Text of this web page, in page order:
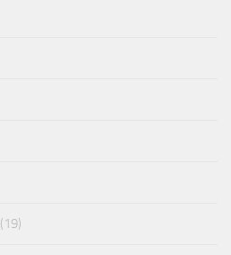
(19)